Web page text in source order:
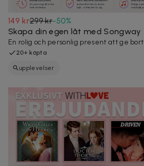
149 kr299 kr-50%
Skapa din egen låt med Songway
En rolig och personlig present att ge bort
20+ köpta
upplevelser